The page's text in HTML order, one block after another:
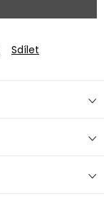
Sdílet